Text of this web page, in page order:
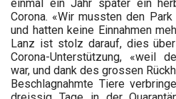
einmal ein Jahr später ein
Corona. «Wir mussten den
und hatten keine Einnahmen
Lanz ist stolz darauf, dies
Corona-Unterstützung, «weil
war, und dank des grossen
Beschlagnahmte Tiere